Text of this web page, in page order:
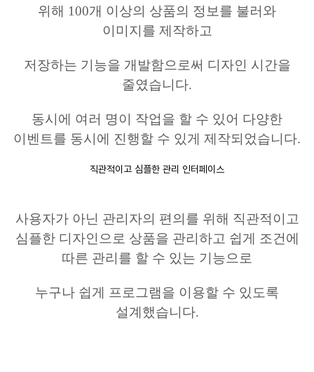
위해 100개 이상의 상품의 정보를 불러와
이미지를 제작하고
저장하는 기능을 개발함으로써 디자인 시간을
줄였습니다.
동시에 여러 명이 작업을 할 수 있어 다양한
이벤트를 동시에 진행할 수 있게 제작되었습니다.
직관적이고 심플한 관리 인터페이스
사용자가 아닌 관리자의 편의를 위해 직관적이고
심플한 디자인으로 상품을 관리하고 쉽게 조건에
따른 관리를 할 수 있는 기능으로
누구나 쉽게 프로그램을 이용할 수 있도록
설계했습니다.